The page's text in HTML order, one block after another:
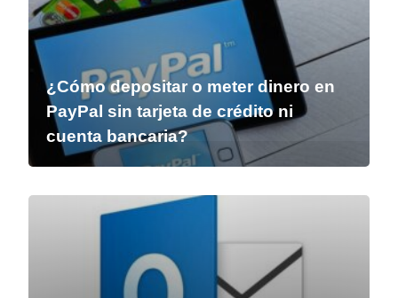
¿Cómo depositar o meter dinero en
PayPal sin tarjeta de crédito ni
cuenta bancaria?